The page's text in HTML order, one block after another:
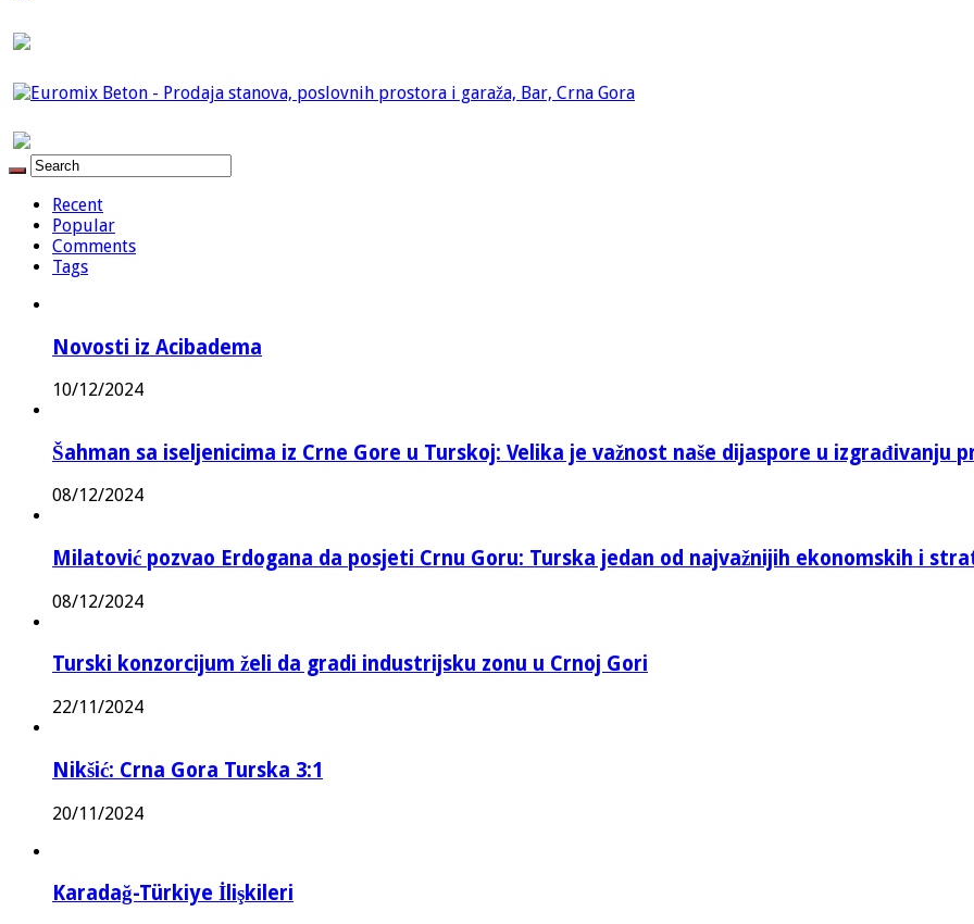
Recent
Popular
Comments
Tags
Novosti iz Acibadema
10/12/2024
Šahman sa iseljenicima iz Crne Gore u Turskoj: Velika je važnost naše dijaspore u izgrađivanju
08/12/2024
Milatović pozvao Erdogana da posjeti Crnu Goru: Turska jedan od najvažnijih ekonomskih i
08/12/2024
Turski konzorcijum želi da gradi industrijsku zonu u Crnoj Gori
22/11/2024
Nikšić: Crna Gora Turska 3:1
20/11/2024
Karadağ-Türkiye İlişkileri